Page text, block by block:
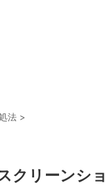
法 >
クリーンシ